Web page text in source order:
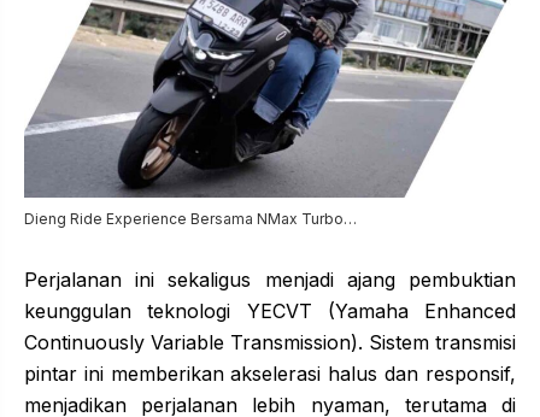
Dieng Ride Experience Bersama NMax Turbo…
Perjalanan ini sekaligus menjadi ajang pembuktian
keunggulan teknologi YECVT (Yamaha Enhanced
Continuously Variable Transmission). Sistem transmisi
pintar ini memberikan akselerasi halus dan responsif,
menjadikan perjalanan lebih nyaman, terutama di